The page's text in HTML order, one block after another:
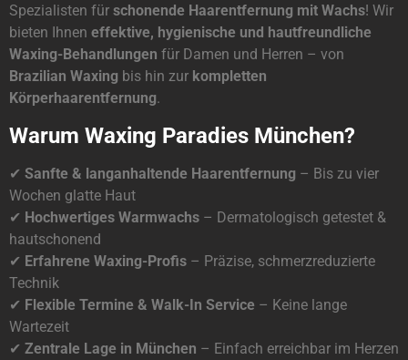
Spezialisten für schonende Haarentfernung mit Wachs! Wir
bieten Ihnen effektive, hygienische und hautfreundliche
Waxing-Behandlungen für Damen und Herren – von
Brazilian Waxing bis hin zur kompletten
Körperhaarentfernung.
Warum Waxing Paradies München?
✔ Sanfte & langanhaltende Haarentfernung – Bis zu vier
Wochen glatte Haut
✔ Hochwertiges Warmwachs – Dermatologisch getestet &
hautschonend
✔ Erfahrene Waxing-Profis – Präzise, schmerzreduzierte
Technik
✔ Flexible Termine & Walk-In Service – Keine lange
Wartezeit
✔ Zentrale Lage in München – Einfach erreichbar im Herzen